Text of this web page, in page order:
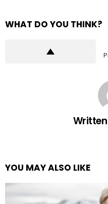
WHAT DO YOU THINK?
YOU MAY ALSO LIKE